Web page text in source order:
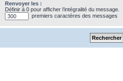
Renvoyer les :
Définir à 0 pour afficher l’intégralité du message.
premiers caractères des messages